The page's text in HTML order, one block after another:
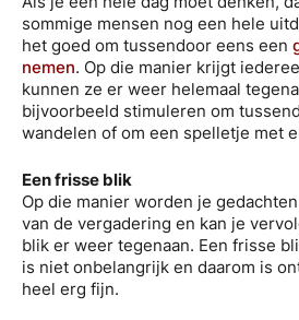
sommige mensen nog een hele
het goed om tussendoor eens een
nemen. Op die manier krijgt
kunnen ze er weer helemaal
bijvoorbeeld stimuleren om
wandelen of om een spelletje met
Een frisse blik
Op die manier worden je
van de vergadering en kan je
blik er weer tegenaan. Een frisse
is niet onbelangrijk en daarom is
heel erg fijn.